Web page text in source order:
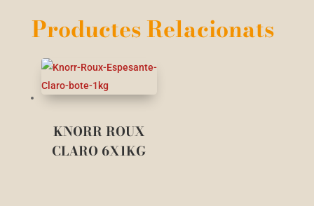
Productes Relacionats
KNORR ROUX
CLARO 6X1KG